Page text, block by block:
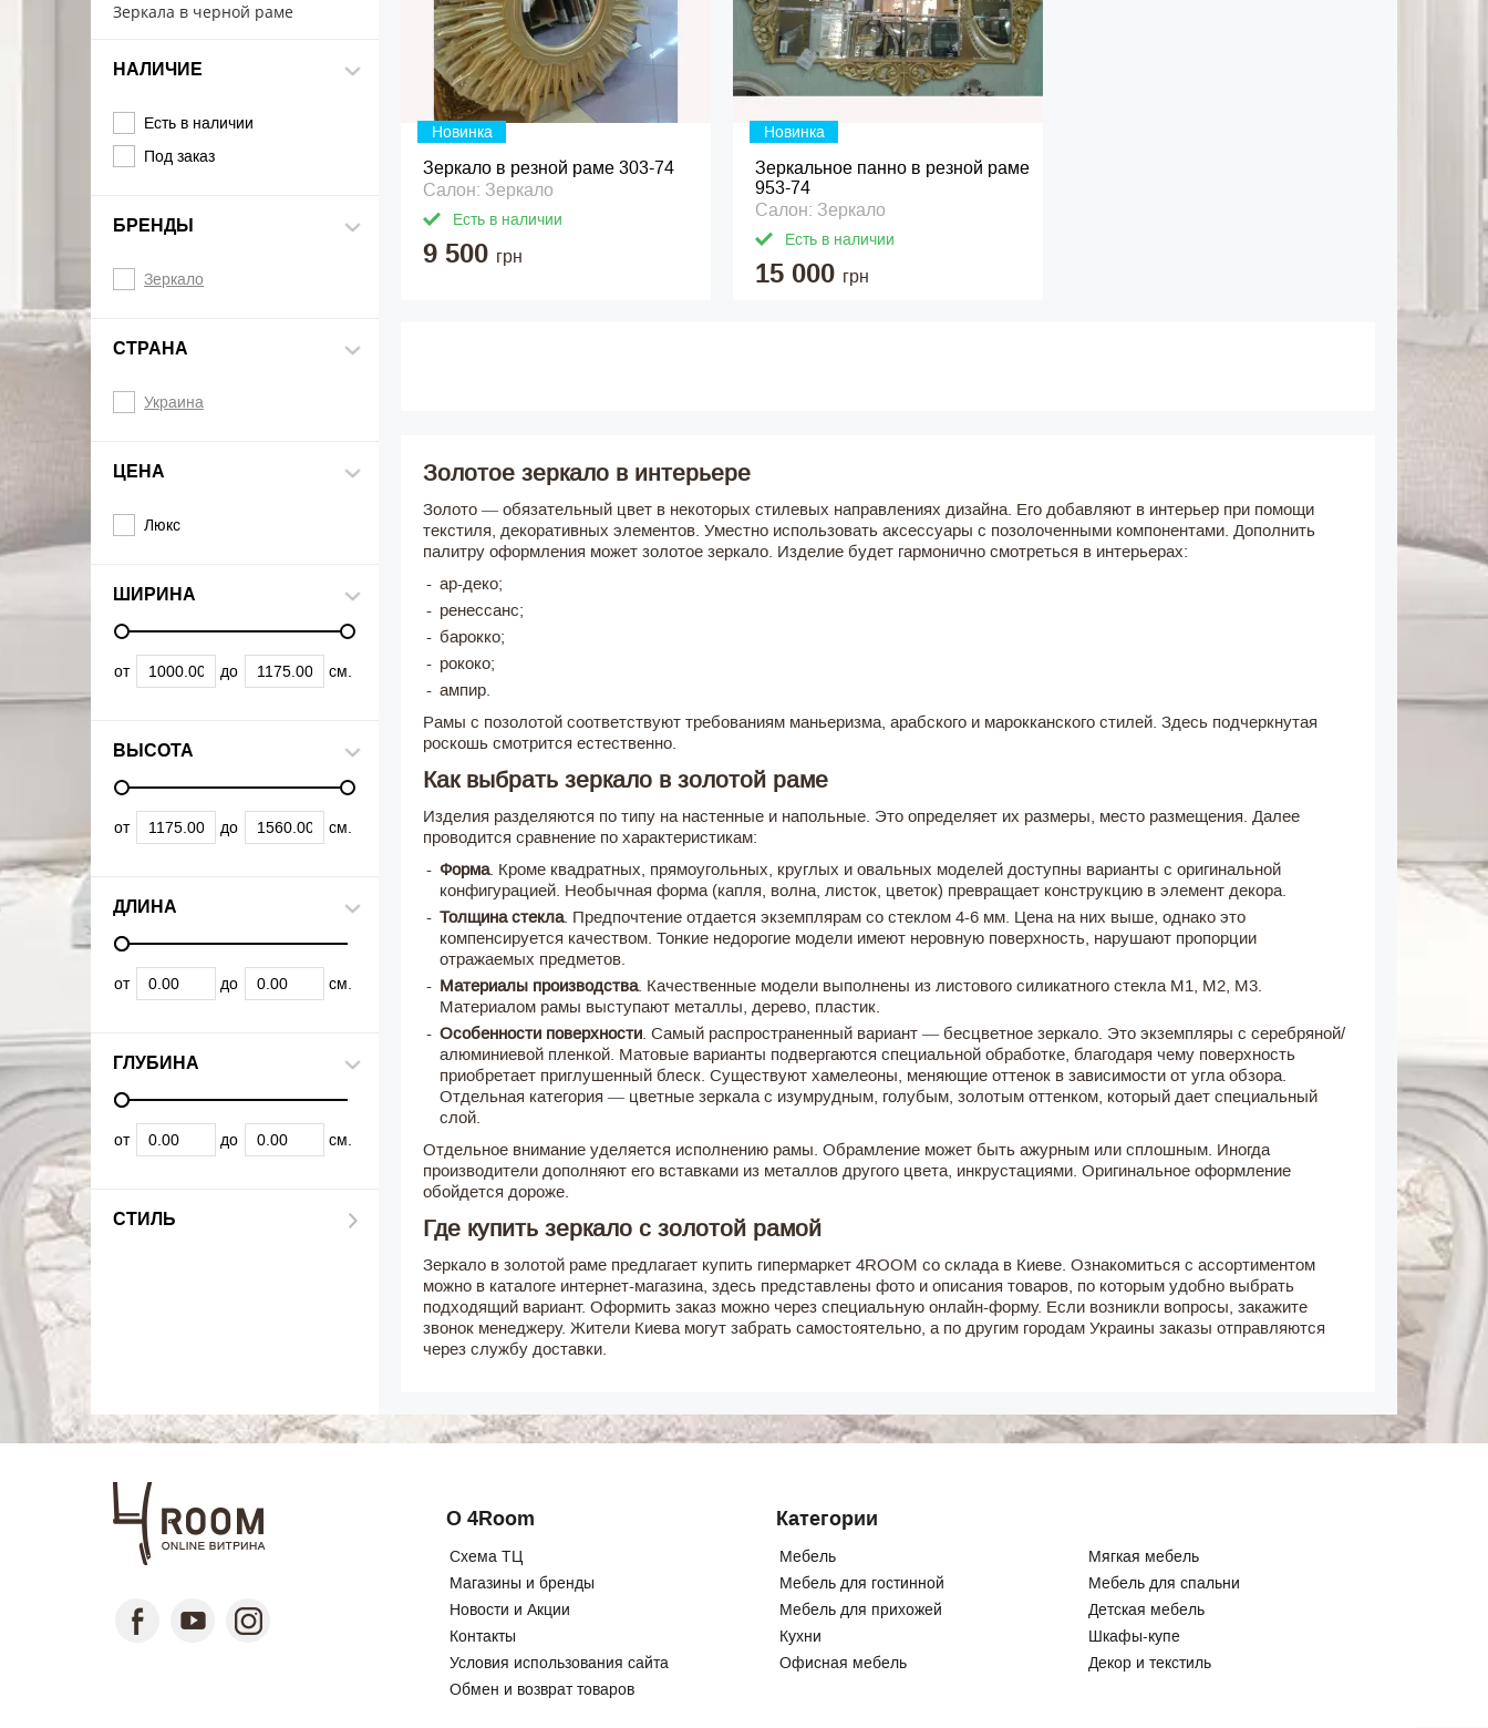
Зеркала в черной раме
НАЛИЧИЕ
Есть в наличии
Под заказ
БРЕНДЫ
Зеркало
СТРАНА
Украина
ЦЕНА
Люкс
ШИРИНА
от до см.
ВЫСОТА
от до см.
ДЛИНА
от до см.
ГЛУБИНА
от до см.
СТИЛЬ
Новинка
Зеркало в резной раме 303-74
Салон: Зеркало
Есть в наличии
9 500 грн
Новинка
Зеркальное панно в резной раме
953-74
Салон: Зеркало
Есть в наличии
15 000 грн
Золотое зеркало в интерьере
Золото — обязательный цвет в некоторых стилевых направлениях дизайна. Его добавляют в интерьер при помощи
текстиля, декоративных элементов. Уместно использовать аксессуары с позолоченными компонентами. Дополнить
палитру оформления может золотое зеркало. Изделие будет гармонично смотреться в интерьерах:
ар-деко;
ренессанс;
барокко;
рококо;
ампир.
Рамы с позолотой соответствуют требованиям маньеризма, арабского и марокканского стилей. Здесь подчеркнутая
роскошь смотрится естественно.
Как выбрать зеркало в золотой раме
Изделия разделяются по типу на настенные и напольные. Это определяет их размеры, место размещения. Далее
проводится сравнение по характеристикам:
Форма. Кроме квадратных, прямоугольных, круглых и овальных моделей доступны варианты с оригинальной
конфигурацией. Необычная форма (капля, волна, листок, цветок) превращает конструкцию в элемент декора.
Толщина стекла. Предпочтение отдается экземплярам со стеклом 4-6 мм. Цена на них выше, однако это
компенсируется качеством. Тонкие недорогие модели имеют неровную поверхность, нарушают пропорции
отражаемых предметов.
Материалы производства. Качественные модели выполнены из листового силикатного стекла М1, М2, М3.
Материалом рамы выступают металлы, дерево, пластик.
Особенности поверхности . Самый распространенный вариант — бесцветное зеркало. Это экземпляры с серебряной/
алюминиевой пленкой. Матовые варианты подвергаются специальной обработке, благодаря чему поверхность
приобретает приглушенный блеск. Существуют хамелеоны, меняющие оттенок в зависимости от угла обзора.
Отдельная категория — цветные зеркала с изумрудным, голубым, золотым оттенком, который дает специальный
слой.
Отдельное внимание уделяется исполнению рамы. Обрамление может быть ажурным или сплошным. Иногда
производители дополняют его вставками из металлов другого цвета, инкрустациями. Оригинальное оформление
обойдется дороже.
Где купить зеркало с золотой рамой
Зеркало в золотой раме предлагает купить гипермаркет 4ROOM со склада в Киеве. Ознакомиться с ассортиментом
можно в каталоге интернет-магазина, здесь представлены фото и описания товаров, по которым удобно выбрать
подходящий вариант. Оформить заказ можно через специальную онлайн-форму. Если возникли вопросы, закажите
звонок менеджеру. Жители Киева могут забрать самостоятельно, а по другим городам Украины заказы отправляются
через службу доставки.
О 4Room
Схема ТЦ
Магазины и бренды
Новости и Акции
Контакты
Условия использования сайта
Обмен и возврат товаров
Категории
Мебель
Мягкая мебель
Мебель для гостинной
Мебель для спальни
Мебель для прихожей
Детская мебель
Кухни
Шкафы-купе
Офисная мебель
Декор и текстиль